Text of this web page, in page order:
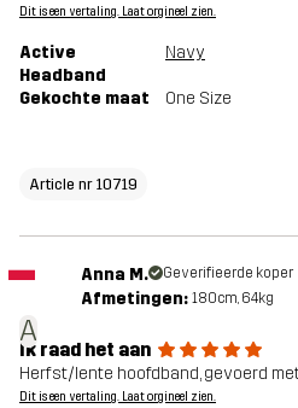
Dit is een vertaling. Laat orgineel zien.
Active
Headband
Navy
Gekochte maat One Size
Article nr 10719
A
Anna M. Geverifieerde koper
Afmetingen: 180cm, 64kg
Ik raad het aan
Herfst/lente hoofdband, gevoerd
Dit is een vertaling. Laat orgineel zien.